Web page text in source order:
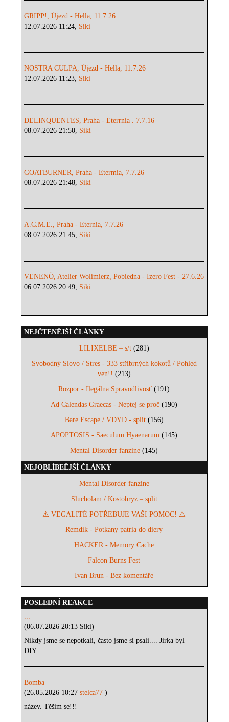
GRIPP!, Újezd - Hella, 11.7.26
12.07.2026 11:24, Siki
NOSTRA CULPA, Újezd - Hella, 11.7.26
12.07.2026 11:23, Siki
DELINQUENTES, Praha - Eterrnia . 7.7.16
08.07.2026 21:50, Siki
GOATBURNER, Praha - Etermia, 7.7.26
08.07.2026 21:48, Siki
A.C.M.E., Praha - Eternia, 7.7.26
08.07.2026 21:45, Siki
VENENÖ, Atelier Wolimierz, Pobiedna - Izero Fest - 27.6.26
06.07.2026 20:49, Siki
NEJČTENĚJŠÍ ČLÁNKY
LILIXELBE – s/t(281)
Svobodný Slovo / Stres - 333 stříbrných kokotů / Pohled
ven!! (213)
Rozpor - Ilegálna Spravodlivosť (191)
Ad Calendas Graecas - Neptej se proč (190)
Bare Escape / VDYD - split(156)
APOPTOSIS - Saeculum Hyaenarum (145)
Mental Disorder fanzine (145)
NEJOBLÍBEĚJŠÍ ČLÁNKY
Mental Disorder fanzine
Slucholam / Kostohryz – split
⚠️ VEGALITÉ POTŘEBUJE VAŠI POMOC! ⚠️
Remdik - Potkany patria do diery
HACKER - Memory Cache
Falcon Burns Fest
Ivan Brun - Bez komentáře
POSLEDNÍ REAKCE
...
(06.07.2026 20:13 Siki)
Nikdy jsme se nepotkali, často jsme si psali.... Jirka byl
DIY....
Bomba
(26.05.2026 10:27stelca77)
název. Těšim se!!!